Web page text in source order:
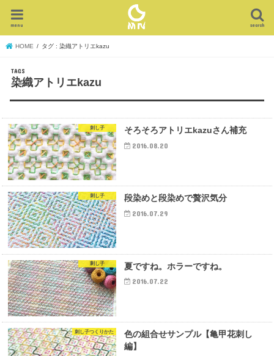
search
menu
HOME タグ : 染織アトリエkazu
染織アトリエkazu
刺し子 そろそろアトリエkazuさん補充
2016.08.20
刺し子 段染めと段染めで贅沢気分
2016.07.29
刺し子 夏ですね。ホラーですね。
2016.07.22
刺し子つくりかた
色の組合せサンプル【亀甲花刺し
編】